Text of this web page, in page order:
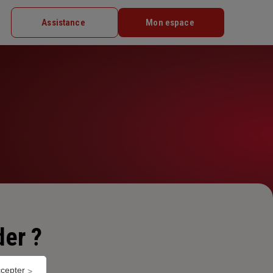
Assistance Mon espace
?